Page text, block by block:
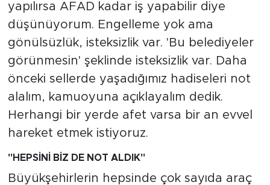
yapılırsa AFAD kadar iş yapabilir diye
düşünüyorum. Engelleme yok ama
gönülsüzlük, isteksizlik var. 'Bu belediyeler
görünmesin' şeklinde isteksizlik var. Daha
önceki sellerde yaşadığımız hadiseleri not
alalım, kamuoyuna açıklayalım dedik.
Herhangi bir yerde afet varsa bir an evvel
hareket etmek istiyoruz.
"HEPSİNİ BİZ DE NOT ALDIK"
Büyükşehirlerin hepsinde çok sayıda araç